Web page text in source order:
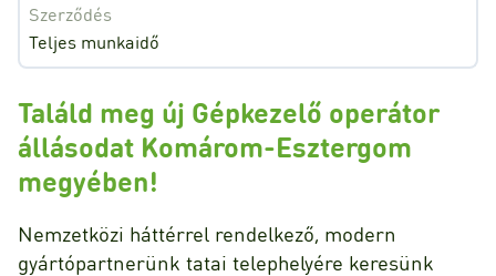
Szerződés
Teljes munkaidő
Találd meg új Gépkezelő operátor
állásodat Komárom-Esztergom
megyében!
Nemzetközi háttérrel rendelkező, modern
gyártópartnerünk tatai telephelyére keresünk